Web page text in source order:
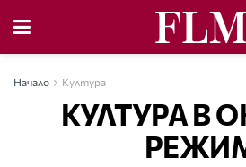
Начало Култура
КУЛТУРА В